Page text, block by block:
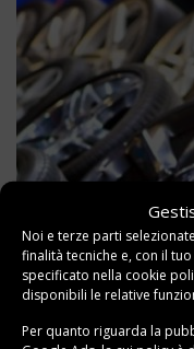
Noi e terze parti
finalità tecniche e, con il
specificato nella cookie
disponibili le relative
Per quanto riguarda la
La classifica